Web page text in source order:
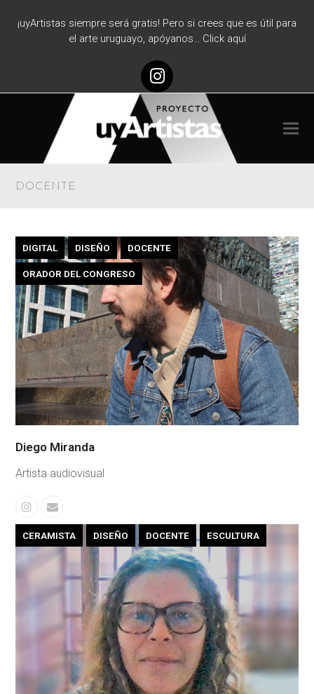
¡uyArtistas siempre será gratis! Pero si crees que es útil para
el arte uruguayo, apóyanos… Click aquí
Instagram
DOCENTE
DIGITAL DISEÑO DOCENTE
ORADOR DEL CONGRESO
Diego Miranda
Artista audiovisual
Instagram
Correo
electrónico
CERAMISTA DISEÑO DOCENTE ESCULTURA